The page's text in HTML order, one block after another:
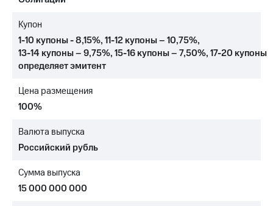
Достижения
Контакты
в
регионе
Купон
1-10 купоны - 8,15%,11-12 купоны – 10,75%,
13-14 купоны – 9,75%,15-16 купоны – 7,50%,17-20 купоны
определяет эмитент
Цена размещения
100%
Валюта выпуска
Российский рубль
Сумма выпуска
15 000 000 000